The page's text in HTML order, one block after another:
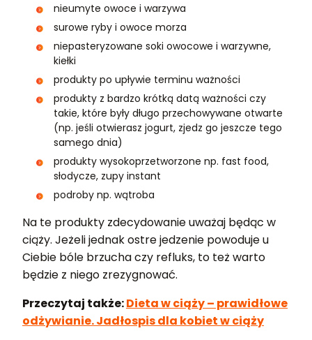
nieumyte owoce i warzywa
surowe ryby i owoce morza
niepasteryzowane soki owocowe i warzywne,
kiełki
produkty po upływie terminu ważności
produkty z bardzo krótką datą ważności czy
takie, które były długo przechowywane otwarte
(np. jeśli otwierasz jogurt, zjedz go jeszcze tego
samego dnia)
produkty wysokoprzetworzone np. fast food,
słodycze, zupy instant
podroby np. wątroba
Na te produkty zdecydowanie uważaj będąc w
ciąży. Jeżeli jednak ostre jedzenie powoduje u
Ciebie bóle brzucha czy refluks, to też warto
będzie z niego zrezygnować.
Przeczytaj także:Dieta w ciąży – prawidłowe
odżywianie. Jadłospis dla kobiet w ciąży